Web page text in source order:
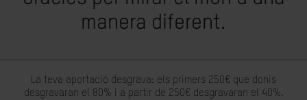
manera diferent.
La teva aportació desgrava: els primers 250€ que donis
desgravaran el 80% i a partir de 250€ desgravaran el 40%.